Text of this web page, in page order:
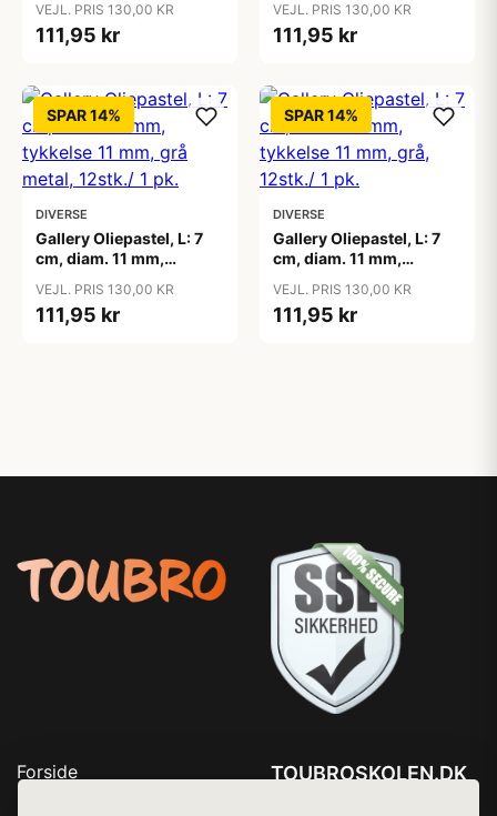
umber, 12stk./ 1 pk.
VEJL. PRIS 130,00 KR
111,95 kr
citrongul, 12stk./ 1 pk.
VEJL. PRIS 130,00 KR
111,95 kr
SPAR 14%
DIVERSE
Gallery Oliepastel, L: 7
cm, diam. 11 mm,
metal, 12stk./ 1 pk.
VEJL. PRIS 130,00 KR
111,95 kr
SPAR 14%
DIVERSE
Gallery Oliepastel, L: 7
cm, diam. 11 mm,
12stk./ 1 pk.
VEJL. PRIS 130,00 KR
111,95 kr
Forside
TOUBROSKOLEN.DK